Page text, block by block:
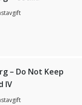
– Do Not Keep
IV